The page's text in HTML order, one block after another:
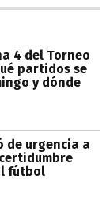
4 del Torneo
partidos se
y dónde
de urgencia a
fútbol